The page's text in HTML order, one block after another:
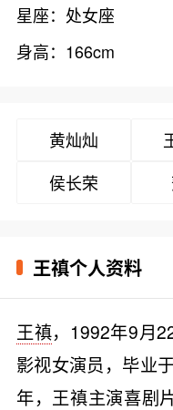
星座：处女座
身高：166cm
黄灿灿
侯长荣
王禛个人资料
王禛，1992年9月
影视女演员，毕业
年，王禛主演喜剧